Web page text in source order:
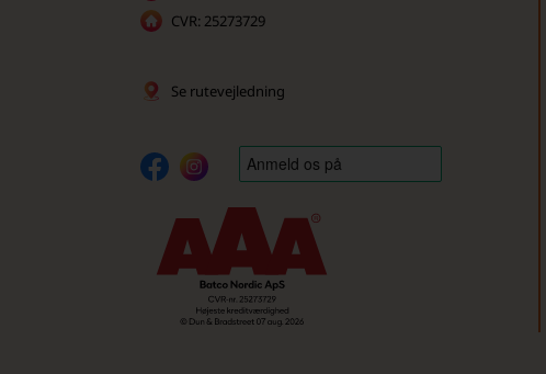
CVR: 25273729
Se rutevejledning